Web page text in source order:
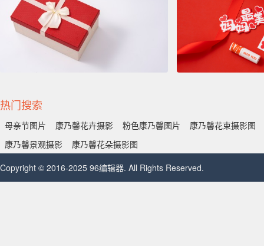
热门搜索
母亲节图片 康乃馨花卉摄影 粉色康乃馨图片
康乃馨花束摄影图
康乃馨景观摄影
康乃馨花朵摄影图
Copyright © 2016-2025 96编辑器. All Rights Reserved.